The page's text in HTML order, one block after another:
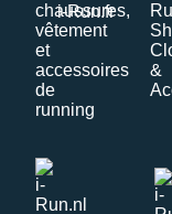
i-Run.fr